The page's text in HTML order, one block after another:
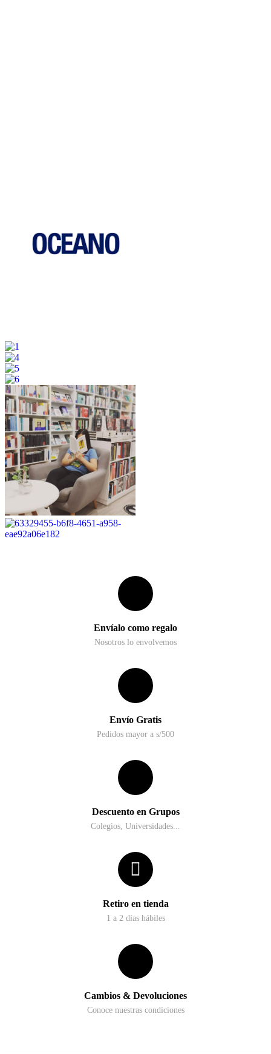
Envíalo como regalo
Nosotros lo envolvemos
Envío Gratis
Pedidos mayor a s/500
Descuento en Grupos
Colegios, Universidades...
Retiro en tienda
1 a 2 días hábiles
Cambios & Devoluciones
Conoce nuestras condiciones